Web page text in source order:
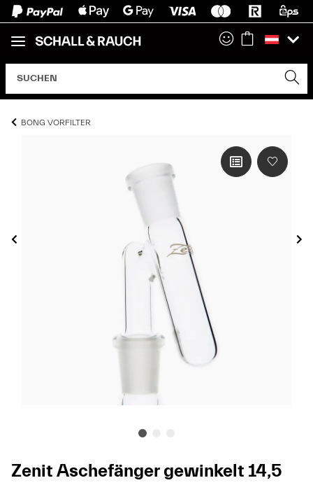
BONG VORFILTER
Zenit Aschefänger gewinkelt 14,5